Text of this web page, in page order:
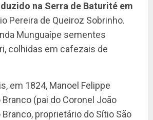
na Serra de Baturité em
Pereira de Queiroz Sobrinho.
Munguaípe sementes
colhidas em cafezais de
em 1824, Manoel Felippe
(pai do Coronel João
proprietário do Sítio São